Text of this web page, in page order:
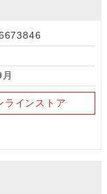
ラインストア